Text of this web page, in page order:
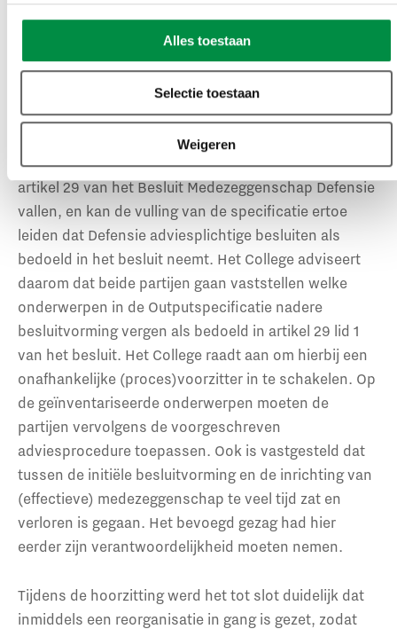
Alles toestaan
Selectie toestaan
Weigeren
Over de Outputspecificatie oordeelt het College dat
de TRMC die moet kunnen raadplegen om op basis
van alle relevante informatie haar positie te kunnen
bepalen. Hoewel de Outputspecificatie als zodanig
niet of niet geheel adviesplichtig is, kan die wel
onderwerpen bevatten die onder de werking van
artikel 29 van het Besluit Medezeggenschap Defensie
vallen, en kan de vulling van de specificatie ertoe
leiden dat Defensie adviesplichtige besluiten als
bedoeld in het besluit neemt. Het College adviseert
daarom dat beide partijen gaan vaststellen welke
onderwerpen in de Outputspecificatie nadere
besluitvorming vergen als bedoeld in artikel 29 lid 1
van het besluit. Het College raadt aan om hierbij een
onafhankelijke (proces)voorzitter in te schakelen. Op
de geïnventariseerde onderwerpen moeten de
partijen vervolgens de voorgeschreven
adviesprocedure toepassen. Ook is vastgesteld dat
tussen de initiële besluitvorming en de inrichting van
(effectieve) medezeggenschap te veel tijd zat en
verloren is gegaan. Het bevoegd gezag had hier
eerder zijn verantwoordelijkheid moeten nemen.
Tijdens de hoorzitting werd het tot slot duidelijk dat
inmiddels een reorganisatie in gang is gezet, zodat